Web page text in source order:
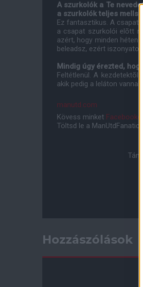
A szurkolók a Te
a szurkolók teljes
Ez fantasztikus. A
a csapat szurkolói elõtt
azért, hogy minden héten
beleadsz, ezért
Mindig úgy érezted,
Feltétlenül. A kezdetektõl
akik pedig a leláton
manutd.com
Kövess minket Facebookon
Töltsd le a
Hozzászólások